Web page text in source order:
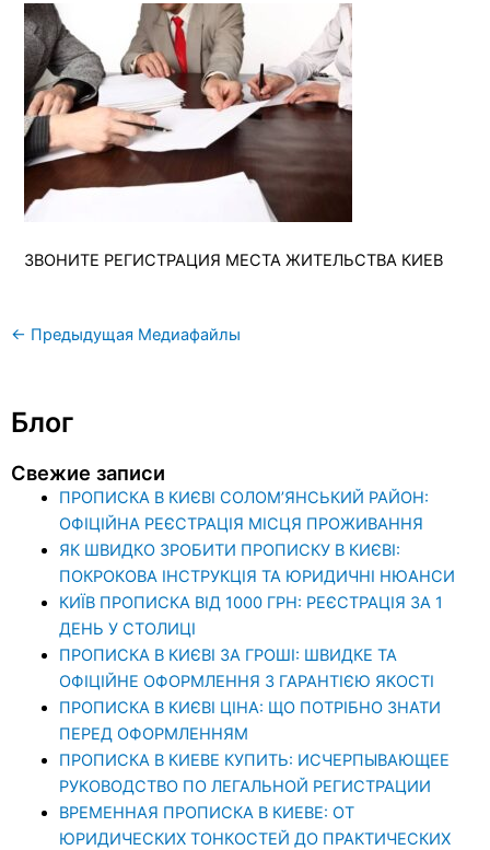
ЗВОНИТЕ РЕГИСТРАЦИЯ МЕСТА ЖИТЕЛЬСТВА КИЕВ
← Предыдущая Медиафайлы
Блог
Свежие записи
ПРОПИСКА В КИЄВІ СОЛОМ’ЯНСЬКИЙ РАЙОН:
ОФІЦІЙНА РЕЄСТРАЦІЯ МІСЦЯ ПРОЖИВАННЯ
ЯК ШВИДКО ЗРОБИТИ ПРОПИСКУ В КИЄВІ:
ПОКРОКОВА ІНСТРУКЦІЯ ТА ЮРИДИЧНІ НЮАНСИ
КИЇВ ПРОПИСКА ВІД 1000 ГРН: РЕЄСТРАЦІЯ ЗА 1
ДЕНЬ У СТОЛИЦІ
ПРОПИСКА В КИЄВІ ЗА ГРОШІ: ШВИДКЕ ТА
ОФІЦІЙНЕ ОФОРМЛЕННЯ З ГАРАНТІЄЮ ЯКОСТІ
ПРОПИСКА В КИЄВІ ЦІНА: ЩО ПОТРІБНО ЗНАТИ
ПЕРЕД ОФОРМЛЕННЯМ
ПРОПИСКА В КИЕВЕ КУПИТЬ: ИСЧЕРПЫВАЮЩЕЕ
РУКОВОДСТВО ПО ЛЕГАЛЬНОЙ РЕГИСТРАЦИИ
ВРЕМЕННАЯ ПРОПИСКА В КИЕВЕ: ОТ
ЮРИДИЧЕСКИХ ТОНКОСТЕЙ ДО ПРАКТИЧЕСКИХ